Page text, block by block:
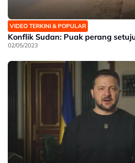
VIDEO TERKINI & POPULAR
Konflik Sudan: Puak perang
02/05/2023